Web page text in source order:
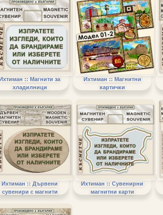
:: Магнити за
хладилници
Ихтиман :: Магнитни
картички
Ихтиман :: Дървени
сувенири с магнити
Ихтиман :: Сувенирни
магнитни карти